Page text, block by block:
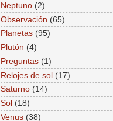
Neptuno (2)
Observación (65)
Planetas (95)
Plutón (4)
Preguntas (1)
Relojes de sol (17)
Saturno (14)
Sol (18)
Venus (38)